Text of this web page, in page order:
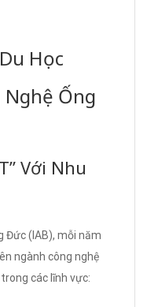
Học
Nghệ Ống
Với Nhu
Đức (IAB), mỗi năm
ngành công nghệ
các lĩnh vực: